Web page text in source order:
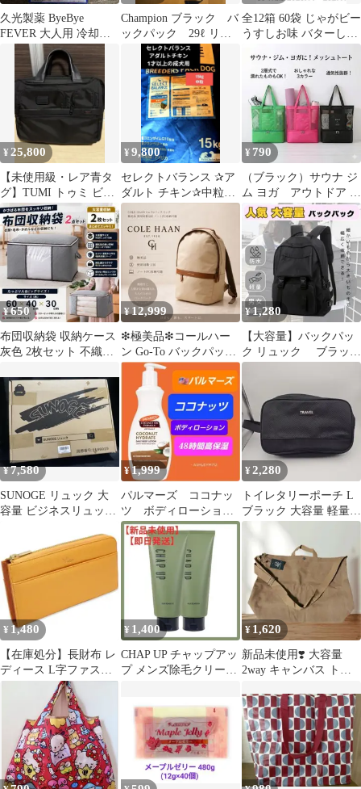
久光製薬 ByeBye
FEVER 大人用 冷却シ
ート 15枚入 冷えピタ
Champion ブラック バ
ックパック 29ℓ リュ
全12箱 60袋 じゃがビー
うすしお味 バターしょ
ット
¥ 25,800
【未使用級・レア青タ
グ】TUMI トゥミ ビジ
ネスバッグAlpha2
¥9,800
セレクトバランス ✰ア
ダルト チキン✰中粒✰
15kg❶
¥ 790
（ブラック）サウナ ジ
ム ヨガ アウトドア 2
層式 メッシュトートバ
ッグ 大容量
¥650
布団収納袋 収納ケース
灰色 2枚セット 不織布
¥ 12,999
❇︎極美品❇︎コールハー
ン Go-To バックパック
リュック PC収納 A4収
納可
¥1,280
【大容量】バックパッ
ク リュック ブラッ
ク 男女兼用 防水・
防災バッグ
¥7,580
SUNOGE リュック 大
容量 ビジネスリュック
¥1,999
パルマーズ ココナッ
ツ ボディローショ
ン ボディクリーム
パーマーズ
¥2,280
トイレタリーポーチ L
ブラック 大容量 軽量
多収納 新品
¥ 1,480
【在庫処分】長財布 レ
ディース L字ファスナ
ー 小銭入れ 黄
201019MU
¥ 1,400
CHAP UP チャップアッ
プ メンズ除毛クリーム
¥ 1,620
新品未使用❣️ 大容量
2way キャンバス トー
掛け